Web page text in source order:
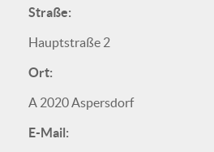
Straße:
Hauptstraße 2
Ort:
A 2020 Aspersdorf
E-Mail: